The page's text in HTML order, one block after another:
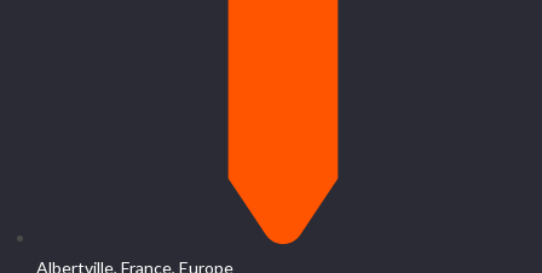
Albertville, France, Europe